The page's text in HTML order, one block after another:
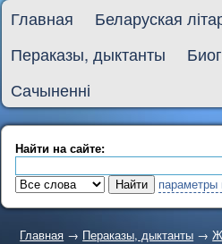
Главная
Беларуская
Пераказы, дыктанты
Сачыненні
Найти на сайте:
параметры
Главная → Пераказы, дыктанты →